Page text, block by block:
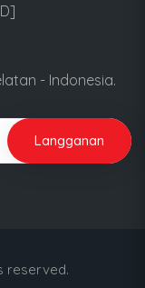
- Indonesia.
Langganan
reserved.